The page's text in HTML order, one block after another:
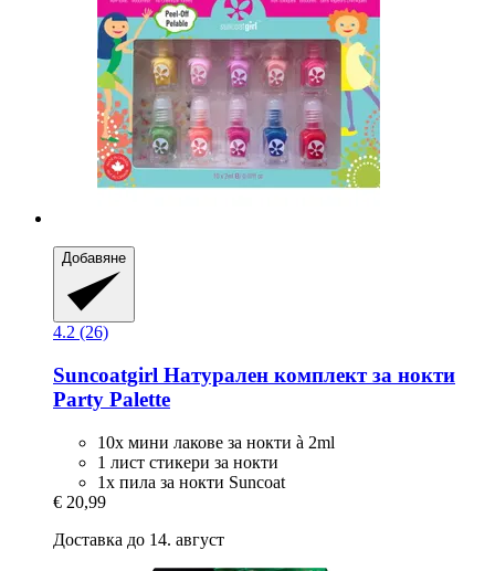
Добавяне
4.2 (26)
Suncoatgirl Натурален комплект за нокти
Party Palette
10x мини лакове за нокти à 2ml
1 лист стикери за нокти
1x пила за нокти Suncoat
€ 20,99
Доставка до 14. август